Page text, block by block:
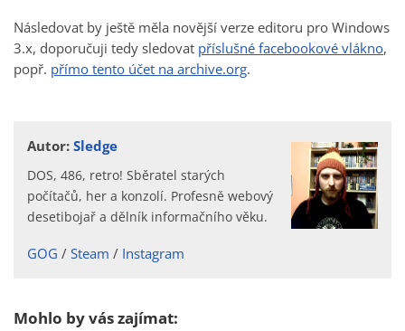
Následovat by ještě měla novější verze editoru pro Windows
3.x, doporučuji tedy sledovat příslušné facebookové vlákno,
popř. přímo tento účet na archive.org.
Autor:Sledge
DOS, 486, retro! Sběratel starých
počítačů, her a konzolí. Profesně webový
desetibojař a dělník informačního věku.
GOG Steam Instagram
Mohlo by vás zajímat: